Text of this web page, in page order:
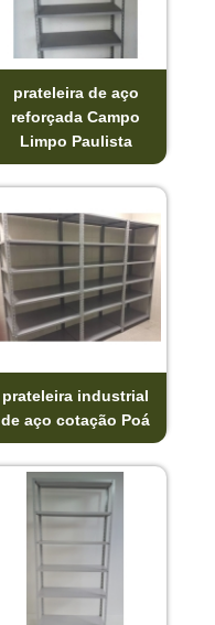
prateleira de aço
reforçada Campo
Limpo Paulista
prateleira industrial
de aço cotação Poá